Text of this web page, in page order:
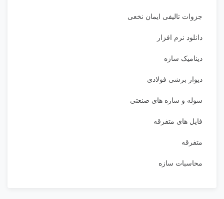
جزوات تالیفی ایمان نخعی
دانلود نرم افزار
دینامیک سازه
دیوار برشی فولادی
سوله و سازه های صنعتی
فایل های متفرقه
متفرقه
محاسبات سازه